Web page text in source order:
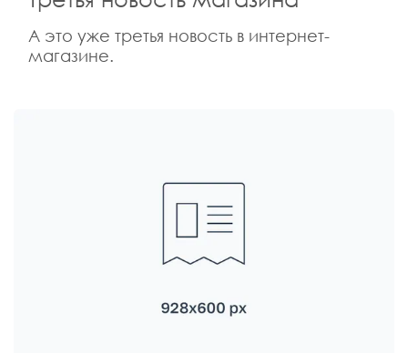
А это уже третья новость в интернет-
магазине.